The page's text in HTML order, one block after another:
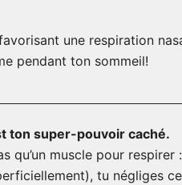
une respiration
pendant ton sommeil!
ton super-pouvoir caché.
qu’un muscle pour
tu négliges